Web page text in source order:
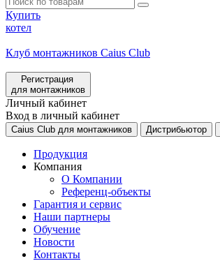
Купить
котел
Клуб монтажников Caius Club
Регистрация
для монтажников
Личный кабинет
Вход в личный кабинет
Caius Club для монтажников Дистрибьютор
Продукция
Компания
О Компании
Референц-объекты
Гарантия и сервис
Наши партнеры
Обучение
Новости
Контакты